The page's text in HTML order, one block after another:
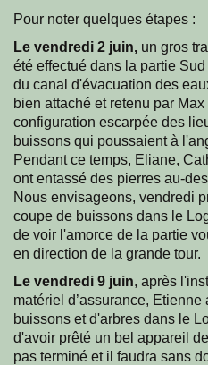
Pour noter quelques étapes :
Le vendredi 2 juin, un gros
été effectué dans la partie
du canal d'évacuation des
bien attaché et retenu par
configuration escarpée des
buissons qui poussaient à
Pendant ce temps, Eliane,
ont entassé des pierres au-
Nous envisageons, vendredi
coupe de buissons dans le
de voir l'amorce de la partie
en direction de la grande tour.
Le vendredi 9 juin, après
matériel d’assurance,
buissons et d'arbres dans le
d'avoir prêté un bel appareil
pas terminé et il faudra sans